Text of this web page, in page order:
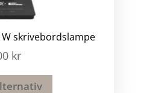
W skrivebordslampe
kr